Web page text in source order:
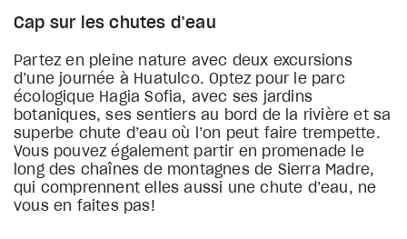
Cap sur les chutes d’eau
Partez en pleine nature avec deux excursions
d’une journée à Huatulco. Optez pour le parc
écologique Hagia Sofia, avec ses jardins
botaniques, ses sentiers au bord de la rivière et sa
superbe chute d’eau où l’on peut faire trempette.
Vous pouvez également partir en promenade le
long des chaînes de montagnes de Sierra Madre,
qui comprennent elles aussi une chute d’eau, ne
vous en faites pas!